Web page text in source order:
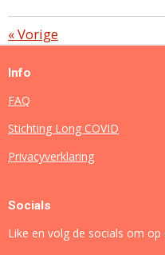
«Vorige
Info
FAQ
Stichting Long COVID
Privacyverklaring
Socials
Like en volg de socials om